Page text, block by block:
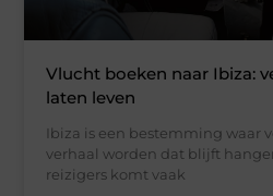
Vlucht boeken naar Ibiza:
laten leven
Ibiza is een bestemming waar
verhaal worden dat blijft
reizigers komt vaak